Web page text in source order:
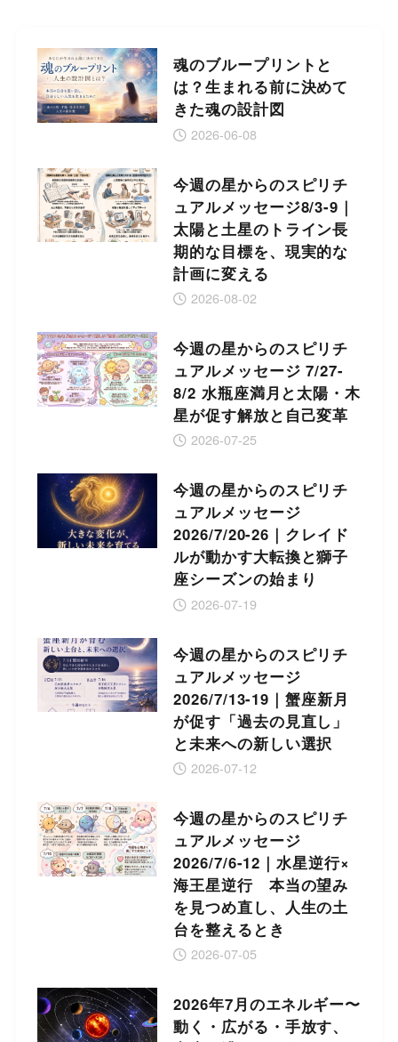
魂のブループリントと
は？生まれる前に決めて
きた魂の設計図
2026-06-08
今週の星からのスピリチ
ュアルメッセージ8/3-9｜
太陽と土星のトライン長
期的な目標を、現実的な
計画に変える
2026-08-02
今週の星からのスピリチ
ュアルメッセージ 7/27-
8/2 水瓶座満月と太陽・木
星が促す解放と自己変革
2026-07-25
今週の星からのスピリチ
ュアルメッセージ
2026/7/20-26｜クレイド
ルが動かす大転換と獅子
座シーズンの始まり
2026-07-19
今週の星からのスピリチ
ュアルメッセージ
2026/7/13-19｜蟹座新月
が促す「過去の見直し」
と未来への新しい選択
2026-07-12
今週の星からのスピリチ
ュアルメッセージ
2026/7/6-12｜水星逆行×
海王星逆行 本当の望み
を見つめ直し、人生の土
台を整えるとき
2026-07-05
2026年7月のエネルギー〜
動く・広がる・手放す、